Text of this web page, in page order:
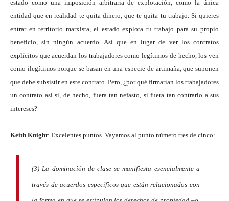
estado como una imposición arbitraria de explotación, como la única
entidad que en realidad te quita dinero, que te quita tu trabajo. Si quieres
entrar en territorio marxista, el estado explota tu trabajo para su propio
beneficio, sin ningún acuerdo. Así que en lugar de ver los contratos
explícitos que acuerdan los trabajadores como legítimos de hecho, los ven
como ilegítimos porque se basan en una especie de artimaña, que suponen
que debe subsistir en este contrato. Pero, ¿por qué firmarían los trabajadores
un contrato así si, de hecho, fuera tan nefasto, si fuera tan contrario a sus
intereses?
Keith Knight: Excelentes puntos. Vayamos al punto número tres de cinco:
(3) La dominación de clase se manifiesta esencialmente a
través de acuerdos específicos que están relacionados con